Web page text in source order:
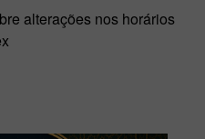
alterações nos horários